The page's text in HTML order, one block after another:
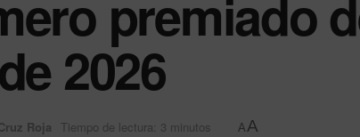
premiado
2026
Roja Tiempo de lectura: 3 minutos AA